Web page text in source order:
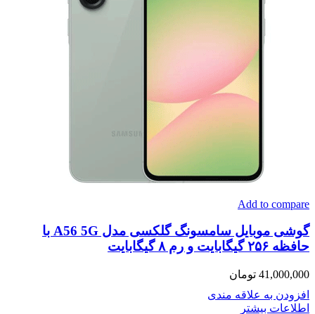
Add to compare
گوشی موبایل سامسونگ گلکسی مدل A56 5G با
حافظه ۲۵۶ گیگابایت و رم ۸ گیگابایت
41,000,000 تومان
افزودن به علاقه مندی
اطلاعات بیشتر